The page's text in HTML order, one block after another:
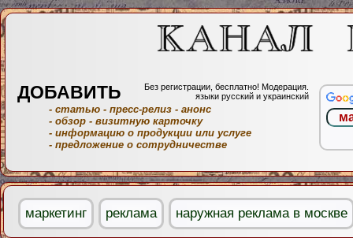
ДОБАВИТЬ
Без регистрации, бесплатно! Модерация.
языки русский и украинский
- статью - пресс-релиз - анонс
- обзор - визитную карточку
- информацию о продукции или услуге
- предложение о сотрудничестве
маркетинг реклама наружная реклама в москве